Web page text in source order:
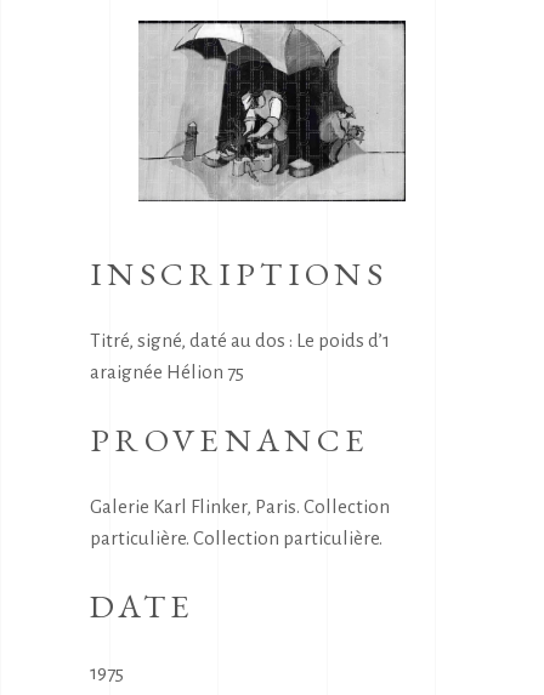
INSCRIPTIONS
Titré, signé, daté au dos : Le poids d’1
araignée Hélion 75
PROVENANCE
Galerie Karl Flinker, Paris. Collection
particulière. Collection particulière.
DATE
1975